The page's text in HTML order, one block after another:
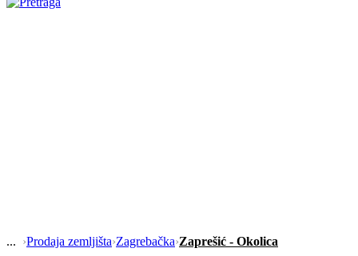
›Prodaja zemljišta›Zagrebačka›Zaprešić - Okolica